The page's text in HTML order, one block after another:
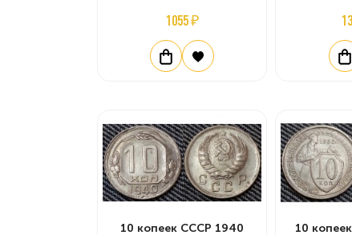
1055 ₽
10 копеек СССР 1940
10